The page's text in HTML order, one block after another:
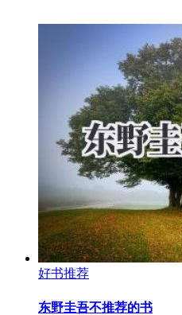
好书推荐
东野圭吾不推荐的书